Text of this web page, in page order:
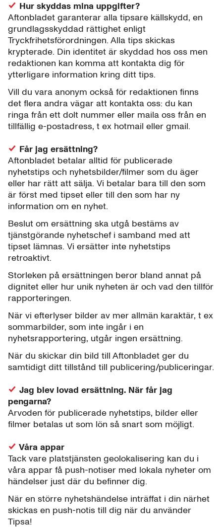
Hur skyddas mina uppgifter?
Aftonbladet garanterar alla tipsare källskydd, en
grundlagsskyddad rättighet enligt
Tryckfrihetsförordningen. Alla tips skickas
krypterade. Din identitet är skyddad hos oss men
redaktionen kan komma att kontakta dig för
ytterligare information kring ditt tips.
Vill du vara anonym också för redaktionen finns
det flera andra vägar att kontakta oss: du kan
ringa från ett dolt nummer eller maila oss från en
tillfällig e-postadress, t ex hotmail eller gmail.
Får jag ersättning?
Aftonbladet betalar alltid för publicerade
nyhetstips och nyhetsbilder/filmer som du äger
eller har rätt att sälja. Vi betalar bara till den som
är först med tipset eller till den som har ny
information om en nyhet.
Beslut om ersättning ska utgå bestäms av
tjänstgörande nyhetschef i samband med att
tipset lämnas. Vi ersätter inte nyhetstips
retroaktivt.
Storleken på ersättningen beror bland annat på
dignitet eller hur unik nyheten är och vad den tillför
rapporteringen.
När vi efterlyser bilder av mer allmän karaktär, t ex
sommarbilder, som inte ingår i en
nyhetsrapportering, utgår ingen ersättning.
När du skickar din bild till Aftonbladet ger du
samtidigt ditt tillstånd till publicering/publiceringar.
Jag blev lovad ersättning. När får jag
pengarna?
Arvoden för publicerade nyhetstips, bilder eller
filmer betalas ut som lön så snart som möjligt.
Våra appar
Tack vare platstjänsten geolokalisering kan du i
våra appar få push-notiser med lokala nyheter om
händelser just där du befinner dig.
När en större nyhetshändelse inträffat i din närhet
skickas en push-notis till dig när du använder
Tipsa!